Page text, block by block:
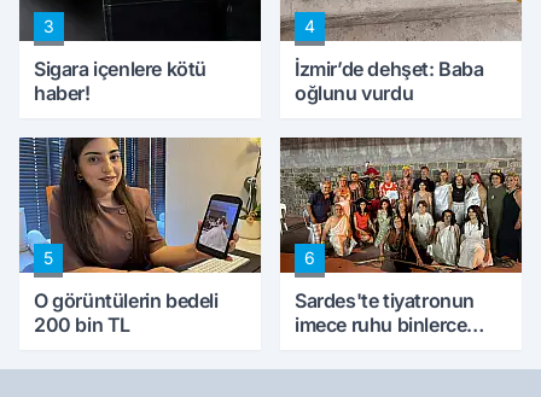
3
Sigara içenlere kötü
haber!
4
İzmir’de dehşet: Baba
oğlunu vurdu
5
O görüntülerin bedeli
200 bin TL
6
Sardes'te tiyatronun
imece ruhu binlerce